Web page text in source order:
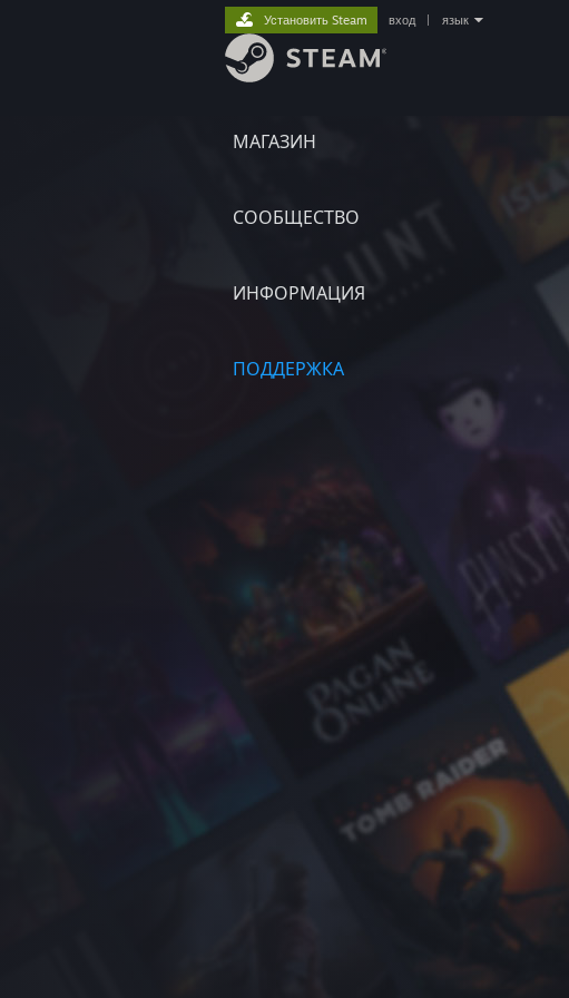
МАГАЗИН
СООБЩЕСТВО
ИНФОРМАЦИЯ
ПОДДЕРЖКА
Установить Steam вход язык